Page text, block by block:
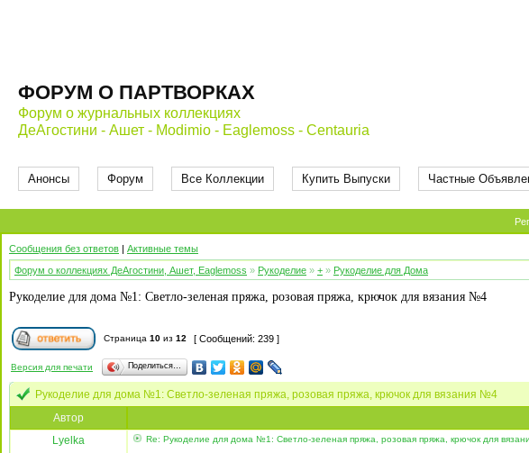
ФОРУМ О ПАРТВОРКАХ
Форум о журнальных коллекциях
ДеАгостини - Ашет - Modimio - Eaglemoss - Centauria
Анонсы Форум Все Коллекции Купить Выпуски Частные
Сообщения без ответов | Активные темы
Форум о коллекциях ДеАгостини, Ашет, Eaglemoss » Рукоделие » + » Рукоделие для Дома
Рукоделие для дома №1: Светло-зеленая пряжа, розовая пряжа, крючок для вязания №4
Страница 10 из 12 [ Сообщений: 239 ]
Версия для печати Поделиться…
Рукоделие для дома №1: Светло-зеленая пряжа, розовая пряжа, крючок для вязания №4
Автор
Lyelka
Re: Рукоделие для дома №1: Светло-зеленая пряжа, розовая пряжа, крючок для